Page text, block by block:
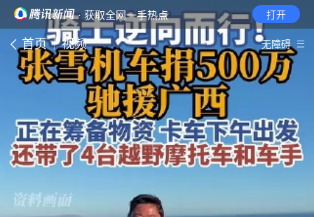
· 获取全网一手热点 打开
首页 视频 无障碍